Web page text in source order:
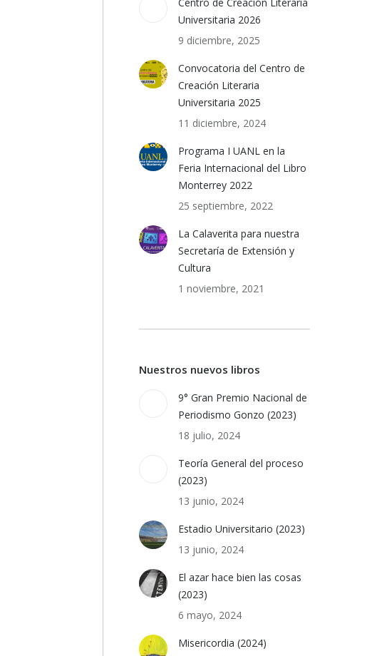
Universitaria 2026
9 diciembre, 2025
Convocatoria del Centro de
Creación Literaria
Universitaria 2025
11 diciembre, 2024
Programa I UANL en la
Feria Internacional del Libro
Monterrey 2022
25 septiembre, 2022
La Calaverita para nuestra
Secretaría de Extensión y
Cultura
1 noviembre, 2021
Nuestros nuevos libros
9° Gran Premio Nacional de
Periodismo Gonzo (2023)
18 julio, 2024
Teoría General del proceso
(2023)
13 junio, 2024
Estadio Universitario (2023)
13 junio, 2024
El azar hace bien las cosas
(2023)
6 mayo, 2024
Misericordia (2024)